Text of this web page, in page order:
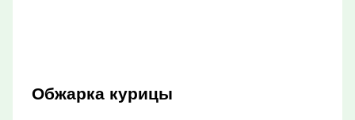
Обжарка курицы